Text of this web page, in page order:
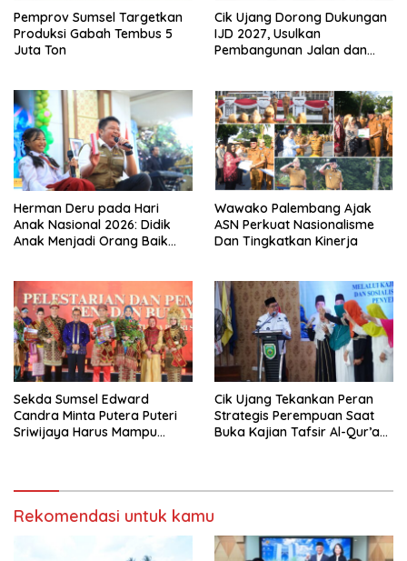
Pemprov Sumsel Targetkan
Produksi Gabah Tembus 5
Juta Ton
Cik Ujang Dorong Dukungan
IJD 2027, Usulkan
Pembangunan Jalan dan
Herman Deru pada Hari
Anak Nasional 2026: Didik
Anak Menjadi Orang Baik
Wawako Palembang Ajak
ASN Perkuat Nasionalisme
Dan Tingkatkan Kinerja
Sekda Sumsel Edward
Candra Minta Putera Puteri
Sriwijaya Harus Mampu
Cik Ujang Tekankan Peran
Strategis Perempuan Saat
Buka Kajian Tafsir Al-Qur’an
Rekomendasi untuk kamu